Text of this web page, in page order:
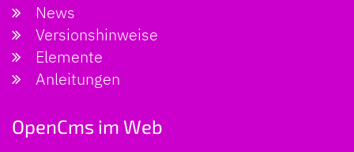
News
Versionshinweise
Elemente
Anleitungen
OpenCms im Web